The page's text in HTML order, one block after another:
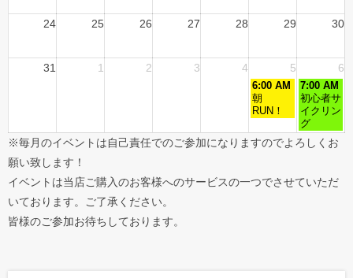
24 25 26 27 28 29 30
31 1 2 3 4 5 6
6:00 AM
朝
RUN！
7:00 AM
初心者サ
イクリン
グ
※毎月のイベントは自己責任でのご参加になりますのでよろしくお
願い致します！
イベントは当店ご購入のお客様へのサービスの一つでさせていただ
いております。ご了承ください。
皆様のご参加お待ちしております。